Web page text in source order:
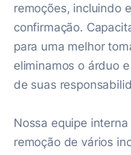
remoções, incluindo
confirmação.
para uma melhor
eliminamos o árduo
de suas
Nossa equipe
remoção de vários